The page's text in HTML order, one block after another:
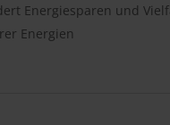
Energiesparen und
Energien